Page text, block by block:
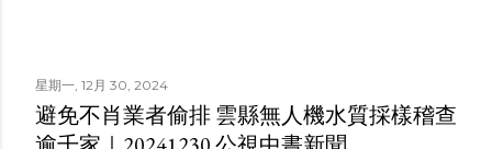
星期一, 12月 30, 2024
避免不肖業者偷排 雲縣無人機水質採樣稽查